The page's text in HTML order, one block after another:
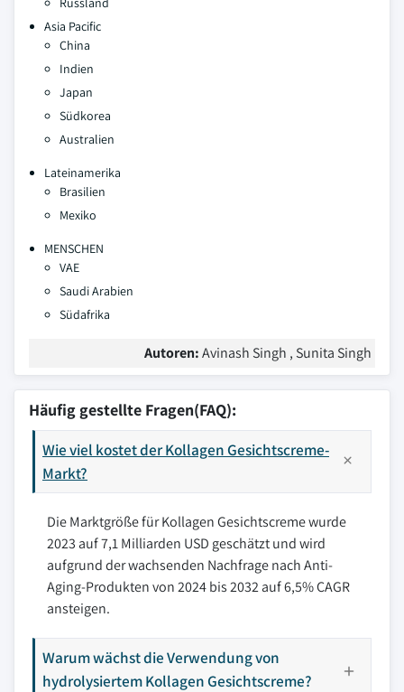
Asia Pacific
China
Indien
Japan
Südkorea
Australien
Lateinamerika
Brasilien
Mexiko
MENSCHEN
VAE
Saudi Arabien
Südafrika
Autoren:Avinash Singh , Sunita Singh
Häufig gestellte Fragen(FAQ):
Wie viel kostet der Kollagen Gesichtscreme-
Markt?
Die Marktgröße für Kollagen Gesichtscreme wurde
2023 auf 7,1 Milliarden USD geschätzt und wird
aufgrund der wachsenden Nachfrage nach Anti-
Aging-Produkten von 2024 bis 2032 auf 6,5% CAGR
ansteigen.
Warum wächst die Verwendung von
hydrolysiertem Kollagen Gesichtscreme?